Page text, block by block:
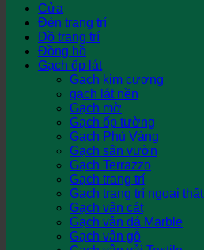
Cửa
Đèn trang trí
Đồ trang trí
Đồng hồ
Gạch ốp lát
Gạch kim cương
gạch lát nền
Gạch mờ
Gạch ốp tường
Gạch Phủ Vàng
Gạch sân vườn
Gạch Terrazzo
Gạch trang trí
Gạch trang trí ngoại thất
Gạch vân cát
Gạch vân đá Marble
Gạch vân gỗ